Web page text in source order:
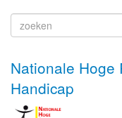
Nationale Hoge
Handicap